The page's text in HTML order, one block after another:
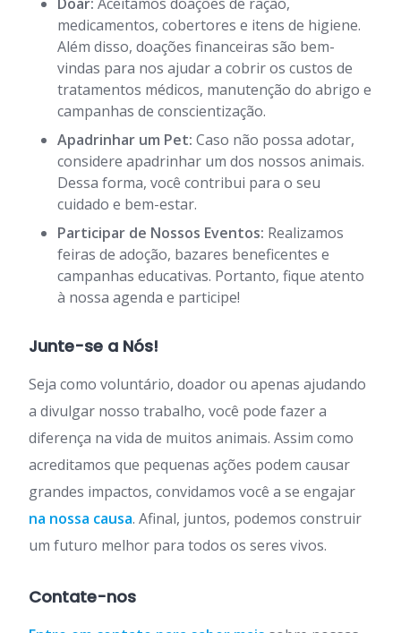
medicamentos, cobertores e itens de higiene.
Além disso, doações financeiras são bem-
vindas para nos ajudar a cobrir os custos de
tratamentos médicos, manutenção do abrigo e
campanhas de conscientização.
Apadrinhar um Pet: Caso não possa adotar,
considere apadrinhar um dos nossos animais.
Dessa forma, você contribui para o seu
cuidado e bem-estar.
Participar de Nossos Eventos: Realizamos
feiras de adoção, bazares beneficentes e
campanhas educativas. Portanto, fique atento
à nossa agenda e participe!
Junte-se a Nós!
Seja como voluntário, doador ou apenas ajudando
a divulgar nosso trabalho, você pode fazer a
diferença na vida de muitos animais. Assim como
acreditamos que pequenas ações podem causar
grandes impactos, convidamos você a se engajar
na nossa causa. Afinal, juntos, podemos construir
um futuro melhor para todos os seres vivos.
Contate-nos